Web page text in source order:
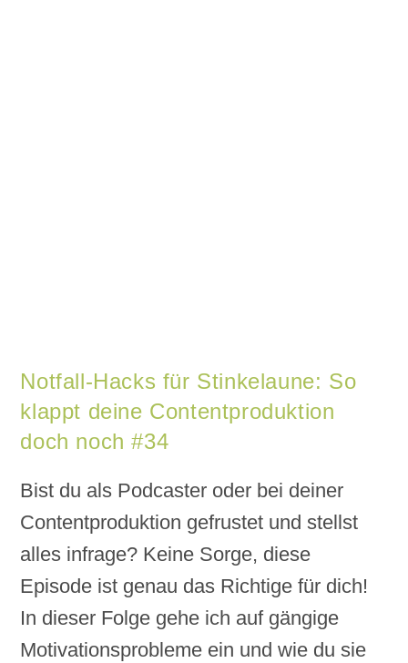
Notfall-Hacks für Stinkelaune: So
klappt deine Contentproduktion
doch noch #34
Bist du als Podcaster oder bei deiner
Contentproduktion gefrustet und stellst
alles infrage? Keine Sorge, diese
Episode ist genau das Richtige für dich!
In dieser Folge gehe ich auf gängige
Motivationsprobleme ein und wie du sie